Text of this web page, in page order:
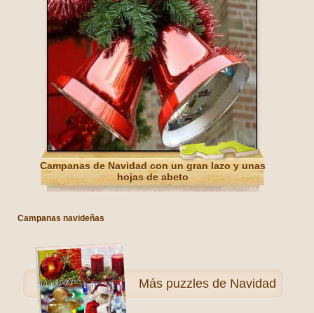
Campanas de Navidad con un gran lazo y unas
hojas de abeto
Campanas navideñas
Más puzzles de Navidad